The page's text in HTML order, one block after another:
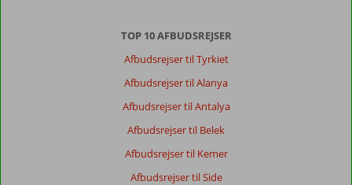
TOP 10 AFBUDSREJSER
Afbudsrejser til Tyrkiet
Afbudsrejser til Alanya
Afbudsrejser til Antalya
Afbudsrejser til Belek
Afbudsrejser til Kemer
Afbudsrejser til Side